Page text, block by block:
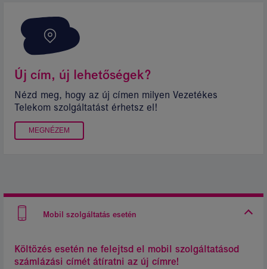
Új cím, új lehetőségek?
Nézd meg, hogy az új címen milyen Vezetékes
Telekom szolgáltatást érhetsz el!
MEGNÉZEM
Mobil szolgáltatás esetén
Költözés esetén ne felejtsd el mobil szolgáltatásod
számlázási címét átíratni az új címre!